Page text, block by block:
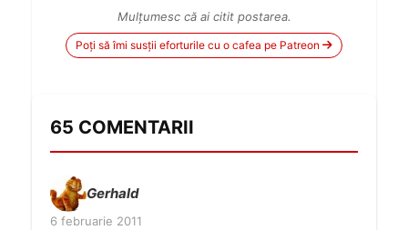
Mulțumesc că ai citit postarea.
Poți să îmi susții eforturile cu o cafea pe Patreon
65 COMENTARII
Gerhald
6 februarie 2011